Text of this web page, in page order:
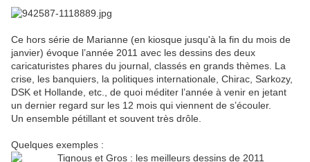
Ce hors série de Marianne (en kiosque jusqu'à la fin du mois de
janvier) évoque l’année 2011 avec les dessins des deux
caricaturistes phares du journal, classés en grands thèmes. La
crise, les banquiers, la politiques internationale, Chirac, Sarkozy,
DSK et Hollande, etc., de quoi méditer l’année à venir en jetant
un dernier regard sur les 12 mois qui viennent de s’écouler.
Un ensemble pétillant et souvent très drôle.
Quelques exemples :